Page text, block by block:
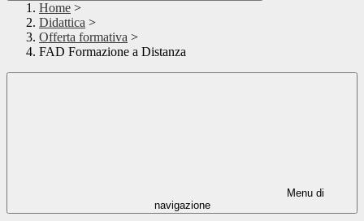
Home >
Didattica >
Offerta formativa >
FAD Formazione a Distanza
Menu di
navigazione